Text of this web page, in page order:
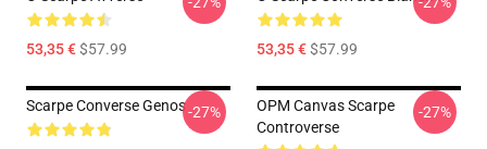
53,35 €$57.99 53,35 €$57.99
Scarpe Converse Genos-27%
OPM Canvas Scarpe
Controverse
-27%